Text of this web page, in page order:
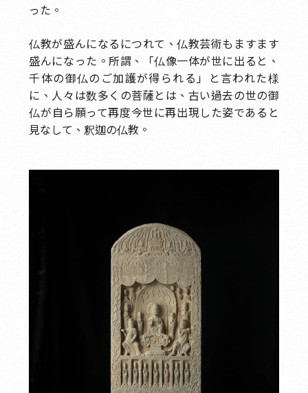
った。
仏教が盛んになるにつれて、仏教芸術もますます
盛んになった。所謂、「仏像一体が世に出ると、
千体の御仏のご加護が得られる」と言われた様
に、人々は数多くの菩薩とは、古い過去の世の御
仏が自ら願って再度今世に再出現した姿であると
見なして、釈迦の仏教。